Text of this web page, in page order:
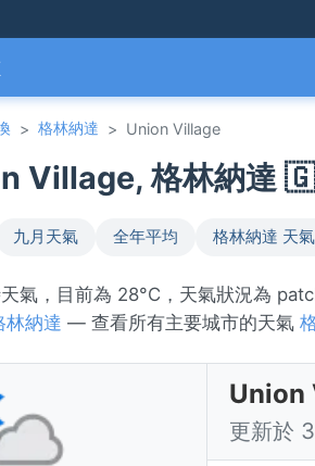
> 格林納達 > Union Village
Village, 格林納達
九月天氣 全年平均 格林納達 天氣
氣，目前為 28°C，天氣狀況為
林納達 — 查看所有主要城市的天氣
Union
更新於